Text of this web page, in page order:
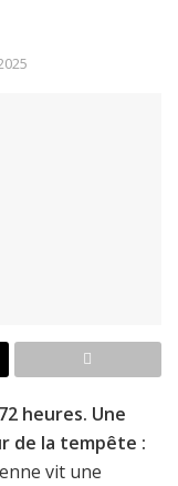
heures. Une
de la tempête :
vit une